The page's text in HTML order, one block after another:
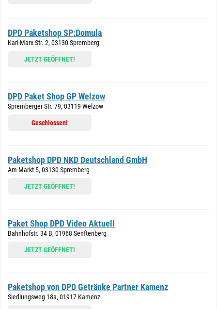
DPD Paketshop SP:Domula
Karl-Marx-Str. 2, 03130 Spremberg
JETZT GEÖFFNET!
DPD Paket Shop GP Welzow
Spremberger Str. 79, 03119 Welzow
Geschlossen!
Paketshop DPD NKD Deutschland GmbH
Am Markt 5, 03130 Spremberg
JETZT GEÖFFNET!
Paket Shop DPD Video Aktuell
Bahnhofstr. 34 B, 01968 Senftenberg
JETZT GEÖFFNET!
Paketshop von DPD Getränke Partner Kamenz
Siedlungsweg 18a, 01917 Kamenz